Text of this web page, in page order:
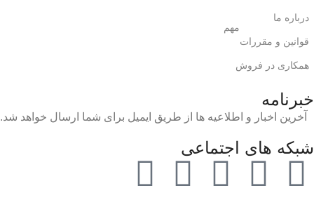
درباره ما
قوانین و مقررات
مهم
همکاری در فروش
خبرنامه
آخرین اخبار و اطلاعیه ها از طریق ایمیل برای شما ارسال خواهد شد.
شبکه های اجتماعی